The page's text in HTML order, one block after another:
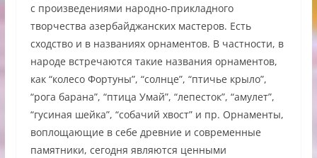
с произведениями народно-прикладного
творчества азербайджанских мастеров. Есть
сходство и в названиях орнаментов. В частности, в
народе встречаются такие названия орнаментов,
как “колесо Фортуны”, “солнце”, “птичье крыло”,
“рога барана”, “птица Умай”, “лепесток”, “амулет”,
“гусиная шейка”, “собачий хвост” и пр. Орнаменты,
воплощающие в себе древние и современные
памятники, сегодня являются ценными